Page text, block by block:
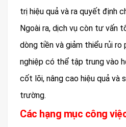
trị hiệu quả và ra quyết định
Ngoài ra, dịch vụ còn tư vấn
dòng tiền và giảm thiểu rủi ro
nghiệp có thể tập trung vào
cốt lõi, nâng cao hiệu quả và
trường.
Các hạng mục công